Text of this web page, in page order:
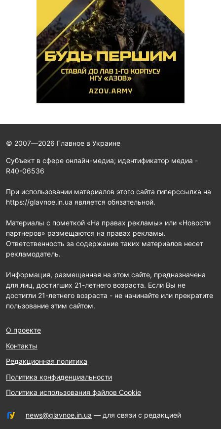
© 2007—2026 Главное в Украине
Субъект в сфере онлайн-медиа; идентификатор медиа -
R40-06536
При использовании материалов этого сайта гиперссылка на
https://glavnoe.in.ua является обязательной.
Материалы с пометкой «На правах рекламы» или «Новости
партнеров» размещаются на правах рекламы.
Ответственность за содержание таких материалов несет
рекламодатель.
Информация, размещенная на этом сайте, предназначена
для лиц, достигших 21-летнего возраста. Если Вы не
достигли 21-летнего возраста - не начинайте или прекратите
пользование этим сайтом.
О проекте
Контакты
Редакционная политика
Политика конфиденциальности
Политика использования файлов Cookie
news@glavnoe.in.ua — для связи с редакцией